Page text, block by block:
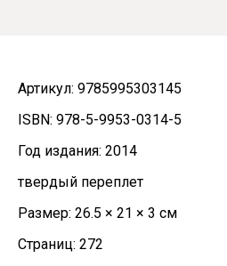
Артикул: 9785995303145
ISBN: 978-5-9953-0314-5
Год издания: 2014
твердый переплет
Размер: 26.5 × 21 × 3 см
Страниц: 272